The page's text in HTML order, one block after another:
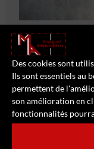
Des cookies sont
Ils sont essentiels au
permettent de
son amélioration en
fonctionnalités